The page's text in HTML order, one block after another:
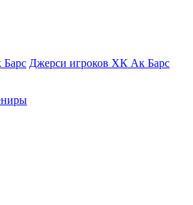
Джерси игроков ХК Ак Барс